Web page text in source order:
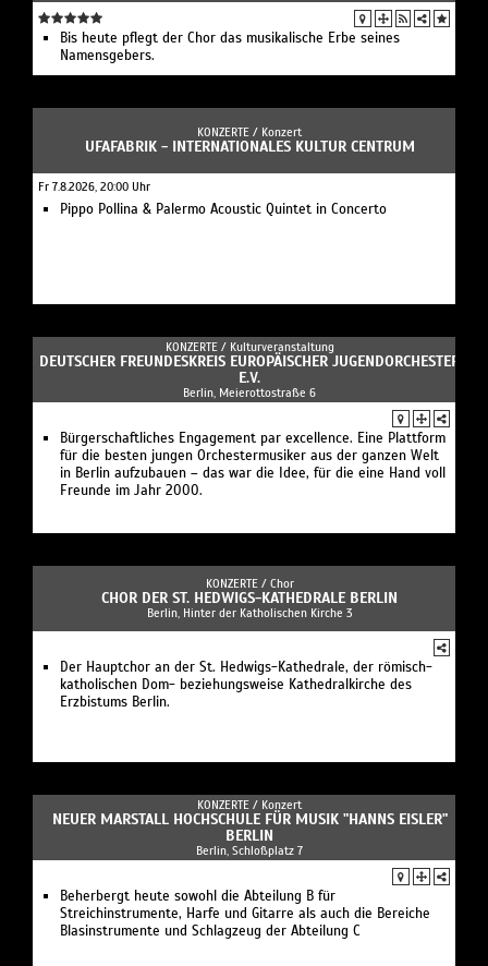
Bis heute pflegt der Chor das musikalische Erbe seines
Namensgebers.
KONZERTE / Konzert
UFAFABRIK - INTERNATIONALES KULTUR CENTRUM
Fr 7.8.2026, 20:00 Uhr
Pippo Pollina & Palermo Acoustic Quintet in Concerto
KONZERTE / Kulturveranstaltung
DEUTSCHER FREUNDESKREIS EUROPÄISCHER JUGENDORCHESTER
E.V.
Berlin, Meierottostraße 6
Bürgerschaftliches Engagement par excellence. Eine Plattform
für die besten jungen Orchestermusiker aus der ganzen Welt
in Berlin aufzubauen – das war die Idee, für die eine Hand voll
Freunde im Jahr 2000.
KONZERTE / Chor
CHOR DER ST. HEDWIGS-KATHEDRALE BERLIN
Berlin, Hinter der Katholischen Kirche 3
Der Hauptchor an der St. Hedwigs-Kathedrale, der römisch-
katholischen Dom- beziehungsweise Kathedralkirche des
Erzbistums Berlin.
KONZERTE / Konzert
NEUER MARSTALL HOCHSCHULE FÜR MUSIK "HANNS EISLER"
BERLIN
Berlin, Schloßplatz 7
Beherbergt heute sowohl die Abteilung B für
Streichinstrumente, Harfe und Gitarre als auch die Bereiche
Blasinstrumente und Schlagzeug der Abteilung C